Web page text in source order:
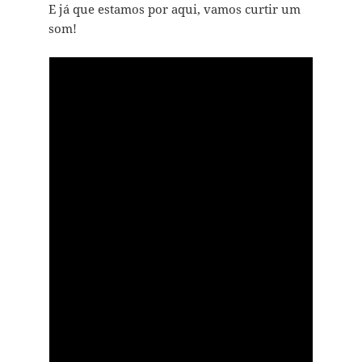
E já que estamos por aqui, vamos curtir um
som!